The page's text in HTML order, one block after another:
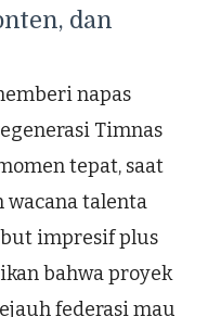
dan
napas
Timnas
tepat, saat
wacana talenta
impresif plus
bahwa proyek
federasi mau